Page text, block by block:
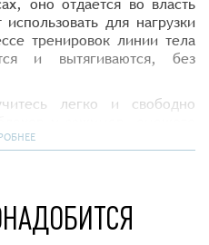
для нагрузки
тренировок линии тела
и вытягиваются, без
легко и свободно
свое тело. Программа